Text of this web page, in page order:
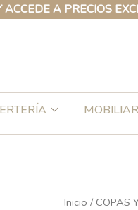
A PRECIOS
Inicio / COPAS